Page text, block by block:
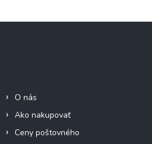
O nás
Ako nakupovať
Ceny poštovného